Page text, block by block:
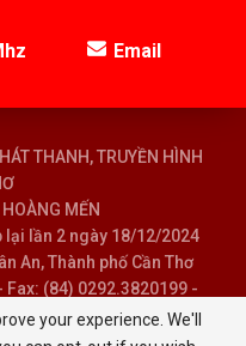
Email
THANH, TRUYỀN HÌNH
MẾN
lại lần 2 ngày 18/12/2024
An, Thành phố Cần Thơ
(84) 0292.3820199 -
your experience. We'll